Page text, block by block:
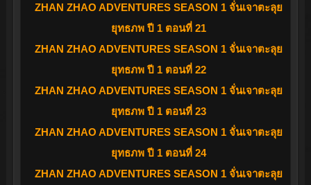
ZHAN ZHAO ADVENTURES SEASON 1 จั่นเจาตะลุย
ยุทธภพ ปี 1 ตอนที่ 21
ZHAN ZHAO ADVENTURES SEASON 1 จั่นเจาตะลุย
ยุทธภพ ปี 1 ตอนที่ 22
ZHAN ZHAO ADVENTURES SEASON 1 จั่นเจาตะลุย
ยุทธภพ ปี 1 ตอนที่ 23
ZHAN ZHAO ADVENTURES SEASON 1 จั่นเจาตะลุย
ยุทธภพ ปี 1 ตอนที่ 24
ZHAN ZHAO ADVENTURES SEASON 1 จั่นเจาตะลุย